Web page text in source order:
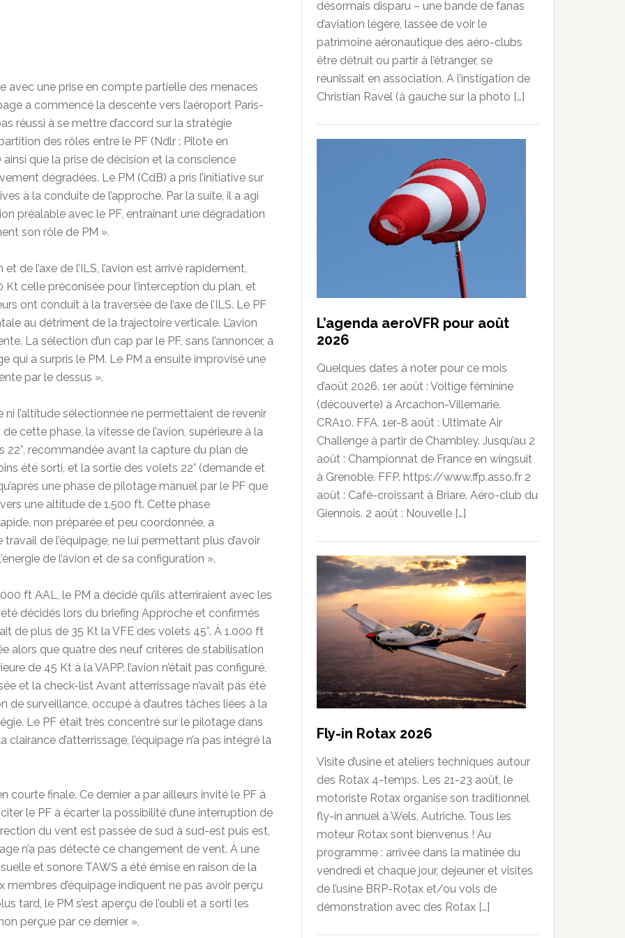
avec une prise en compte partielle des menaces
a commencé la descente vers l’aéroport Paris-
réussi à se mettre d’accord sur la stratégie
des rôles entre le PF (Ndlr : Pilote en
que la prise de décision et la conscience
dégradées. Le PM (CdB) a pris l’initiative sur
à la conduite de l’approche. Par la suite, il a agi
préalable avec le PF, entraînant une dégradation
son rôle de PM ».
de l’axe de l’ILS, l’avion est arrivé rapidement,
celle préconisée pour l’interception du plan, et
ont conduit à la traversée de l’axe de l’ILS. Le PF
au détriment de la trajectoire verticale. L’avion
La sélection d’un cap par le PF, sans l’annoncer, a
qui a surpris le PM. Le PM a ensuite improvisé une
par le dessus ».
l’altitude sélectionnée ne permettaient de revenir
cette phase, la vitesse de l’avion, supérieure à la
recommandée avant la capture du plan de
été sorti, et la sortie des volets 22° (demande et
une phase de pilotage manuel par le PF que
une altitude de 1.500 ft. Cette phase
non préparée et peu coordonnée, a
de l’équipage, ne lui permettant plus d’avoir
de l’avion et de sa configuration ».
ft AAL, le PM a décidé qu’ils atterriraient avec les
décidés lors du briefing Approche et confirmés
de plus de 35 Kt la VFE des volets 45°. À 1.000 ft
alors que quatre des neuf critères de stabilisation
de 45 Kt à la VAPP, l’avion n’était pas configuré,
et la check-list Avant atterrissage n’avait pas été
de surveillance, occupé à d’autres tâches liées à la
Le PF était très concentré sur le pilotage dans
d’atterrissage, l’équipage n’a pas intégré la
courte finale. Ce dernier a par ailleurs invité le PF à
le PF à écarter la possibilité d’une interruption de
du vent est passée de sud à sud-est puis est,
n’a pas détecté ce changement de vent. À une
et sonore TAWS a été émise en raison de la
d’équipage indiquent ne pas avoir perçu
tard, le PM s’est aperçu de l’oubli et a sorti les
perçue par ce dernier ».
désormais disparu – une bande de fanas
d’aviation légère, lassée de voir le
patrimoine aéronautique des aéro-clubs
être détruit ou partir à l’étranger, se
réunissait en association. A l’instigation de
Christian Ravel (à gauche sur la photo […]
L’agenda aeroVFR pour août
2026
Quelques dates à noter pour ce mois
d’août 2026. 1er août : Voltige féminine
(découverte) à Arcachon-Villemarie.
CRA10. FFA. 1er-8 août : Ultimate Air
Challenge à partir de Chambley. Jusqu’au 2
août : Championnat de France en wingsuit
à Grenoble. FFP. https://www.ffp.asso.fr 2
août : Café-croissant à Briare. Aéro-club du
Giennois. 2 août : Nouvelle […]
Fly-in Rotax 2026
Visite d’usine et ateliers techniques autour
des Rotax 4-temps. Les 21-23 août, le
motoriste Rotax organise son traditionnel
fly-in annuel à Wels, Autriche. Tous les
moteur Rotax sont bienvenus ! Au
programme : arrivée dans la matinée du
vendredi et chaque jour, dejeuner et visites
de l’usine BRP-Rotax et/ou vols de
démonstration avec des Rotax […]